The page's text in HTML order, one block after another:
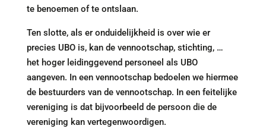
te benoemen of te ontslaan.
Ten slotte, als er onduidelijkheid is over wie er
precies UBO is, kan de vennootschap, stichting, …
het hoger leidinggevend personeel als UBO
aangeven. In een vennootschap bedoelen we hiermee
de bestuurders van de vennootschap. In een feitelijke
vereniging is dat bijvoorbeeld de persoon die de
vereniging kan vertegenwoordigen.